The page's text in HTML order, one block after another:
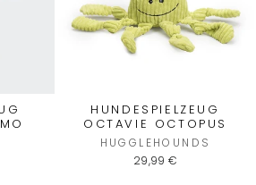
HUNDESPIELZEUG
OCTAVIE OCTOPUS
HUGGLEHOUNDS
29,99 €